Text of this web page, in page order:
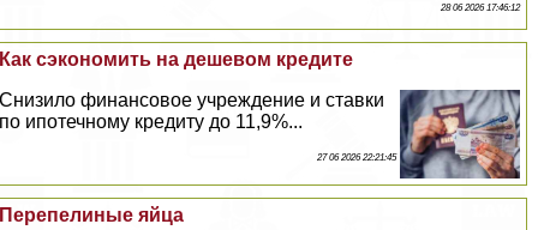
28 06 2026 17:46:12
Как сэкономить на дешевом кредите
Снизило финансовое учреждение и ставки
по ипотечному кредиту до 11,9%...
27 06 2026 22:21:45
Перепелиные яйца